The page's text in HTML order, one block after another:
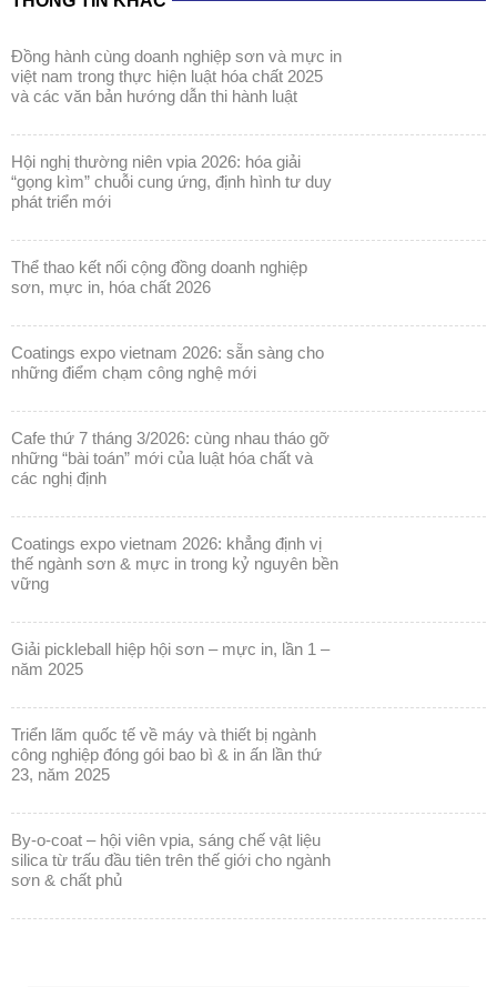
đồng hành cùng doanh nghiệp sơn và mực in
việt nam trong thực hiện luật hóa chất 2025
và các văn bản hướng dẫn thi hành luật
hội nghị thường niên vpia 2026: hóa giải
“gọng kìm” chuỗi cung ứng, định hình tư duy
phát triển mới
thể thao kết nối cộng đồng doanh nghiệp
sơn, mực in, hóa chất 2026
coatings expo vietnam 2026: sẵn sàng cho
những điểm chạm công nghệ mới
cafe thứ 7 tháng 3/2026: cùng nhau tháo gỡ
những “bài toán” mới của luật hóa chất và
các nghị định
coatings expo vietnam 2026: khẳng định vị
thế ngành sơn & mực in trong kỷ nguyên bền
vững
giải pickleball hiệp hội sơn – mực in, lần 1 –
năm 2025
triển lãm quốc tế về máy và thiết bị ngành
công nghiệp đóng gói bao bì & in ấn lần thứ
23, năm 2025
by-o-coat – hội viên vpia, sáng chế vật liệu
silica từ trấu đầu tiên trên thế giới cho ngành
sơn & chất phủ